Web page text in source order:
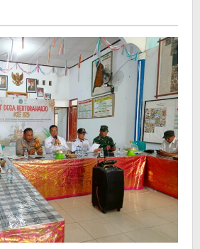
Tanam
pada
2026